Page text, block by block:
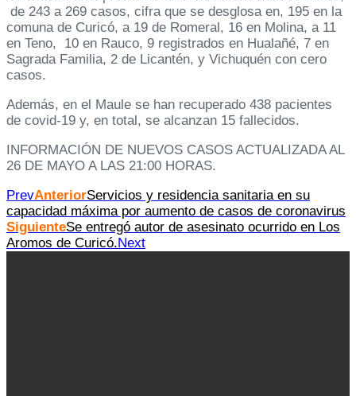
de 243 a 269 casos, cifra que se desglosa en, 195 en la
comuna de Curicó, a 19 de Romeral, 16 en Molina, a 11
en Teno, 10 en Rauco, 9 registrados en Hualañé, 7 en
Sagrada Familia, 2 de Licantén, y Vichuquén con cero
casos.
Además, en el Maule se han recuperado 438 pacientes
de covid-19 y, en total, se alcanzan 15 fallecidos.
INFORMACIÓN DE NUEVOS CASOS ACTUALIZADA AL
26 DE MAYO A LAS 21:00 HORAS.
PrevAnteriorServicios y residencia sanitaria en su
capacidad máxima por aumento de casos de coronavirus
SiguienteSe entregó autor de asesinato ocurrido en Los
Aromos de Curicó.Next